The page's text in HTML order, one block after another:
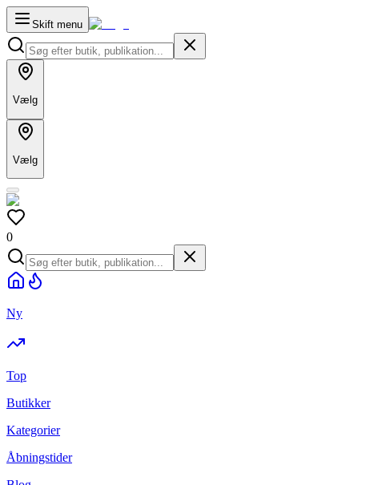
Skift menu
Vælg
Vælg
0
Ny
Top
Butikker
Kategorier
Åbningstider